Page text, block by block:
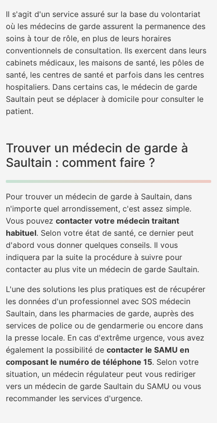
Il s'agit d'un service assuré sur la base du volontariat
où les médecins de garde assurent la permanence des
soins à tour de rôle, en plus de leurs horaires
conventionnels de consultation. Ils exercent dans leurs
cabinets médicaux, les maisons de santé, les pôles de
santé, les centres de santé et parfois dans les centres
hospitaliers. Dans certains cas, le médecin de garde
Saultain peut se déplacer à domicile pour consulter le
patient.
Trouver un médecin de garde à
Saultain : comment faire ?
Pour trouver un médecin de garde à Saultain, dans
n'importe quel arrondissement, c'est assez simple.
Vous pouvez contacter votre médecin traitant
habituel. Selon votre état de santé, ce dernier peut
d'abord vous donner quelques conseils. Il vous
indiquera par la suite la procédure à suivre pour
contacter au plus vite un médecin de garde Saultain.
L'une des solutions les plus pratiques est de récupérer
les données d'un professionnel avec SOS médecin
Saultain, dans les pharmacies de garde, auprès des
services de police ou de gendarmerie ou encore dans
la presse locale. En cas d'extrême urgence, vous avez
également la possibilité de contacter le SAMU en
composant le numéro de téléphone 15. Selon votre
situation, un médecin régulateur peut vous rediriger
vers un médecin de garde Saultain du SAMU ou vous
recommander les services d'urgence.